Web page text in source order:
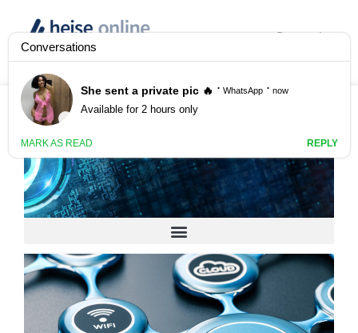
Deutsch
Anzeige
Secure IT für
Unternehmen